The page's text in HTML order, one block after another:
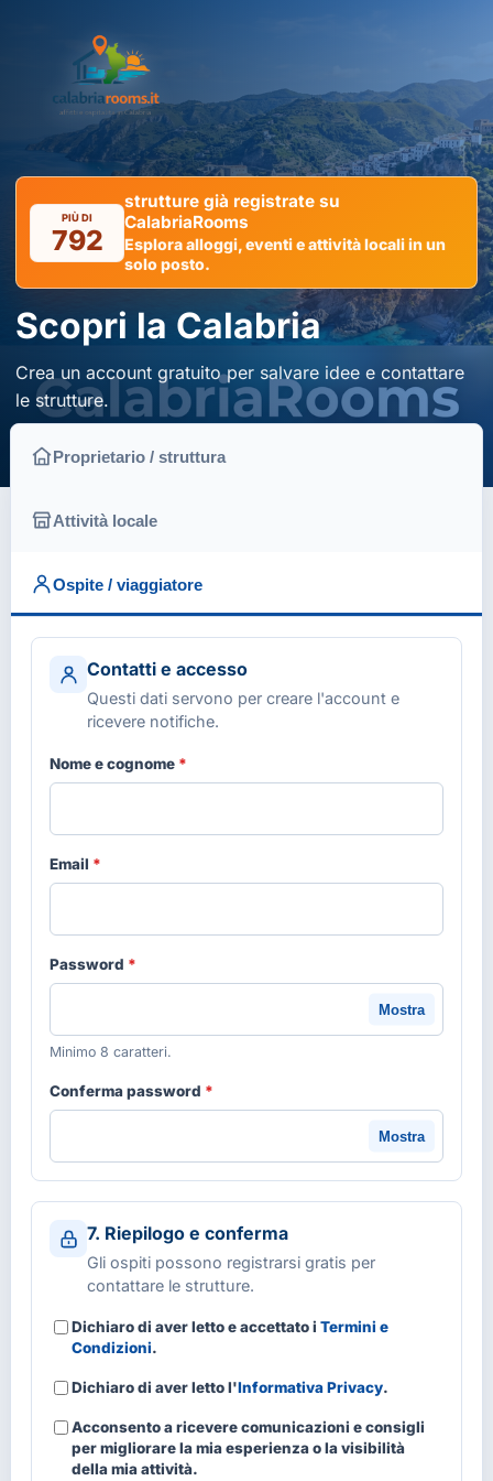
PIÙ DI
792
strutture già registrate su
CalabriaRooms
Esplora alloggi, eventi e attività locali in un
solo posto.
Scopri la Calabria
Crea un account gratuito per salvare idee e contattare
le strutture.
Proprietario / struttura
Attività locale
Ospite / viaggiatore
Contatti e accesso
Questi dati servono per creare l'account e
ricevere notifiche.
Nome e cognome *
Email *
Password *
Mostra
Minimo 8 caratteri.
Conferma password *
Mostra
7. Riepilogo e conferma
Gli ospiti possono registrarsi gratis per
contattare le strutture.
Dichiaro di aver letto e accettato i Termini e
Condizioni.
Dichiaro di aver letto l'Informativa Privacy.
Acconsento a ricevere comunicazioni e consigli
per migliorare la mia esperienza o la visibilità
della mia attività.